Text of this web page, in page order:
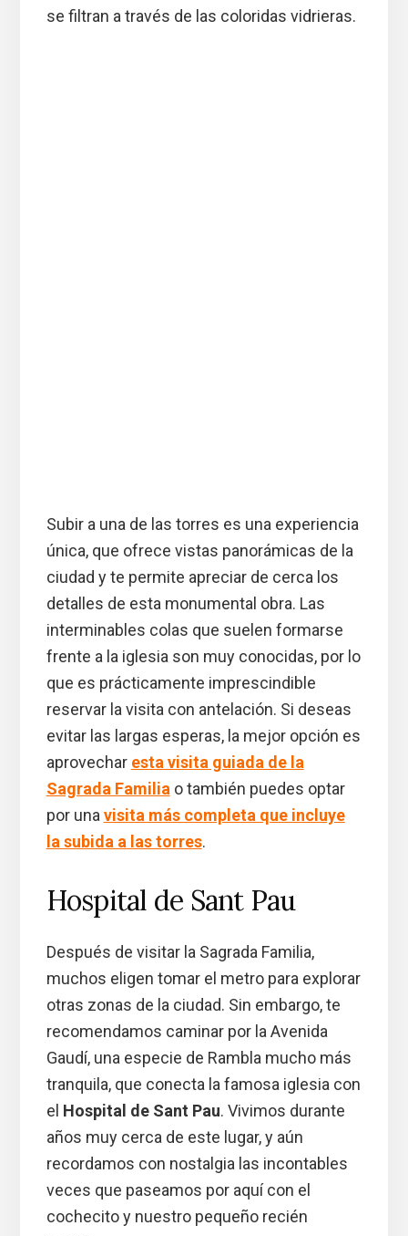
se filtran a través de las coloridas vidrieras.
Subir a una de las torres es una experiencia
única, que ofrece vistas panorámicas de la
ciudad y te permite apreciar de cerca los
detalles de esta monumental obra. Las
interminables colas que suelen formarse
frente a la iglesia son muy conocidas, por lo
que es prácticamente imprescindible
reservar la visita con antelación. Si deseas
evitar las largas esperas, la mejor opción es
aprovechar esta visita guiada de la
Sagrada Familiao también puedes optar
por unavisita más completa que incluye
la subida a las torres.
Hospital de Sant Pau
Después de visitar la Sagrada Familia,
muchos eligen tomar el metro para explorar
otras zonas de la ciudad. Sin embargo, te
recomendamos caminar por la Avenida
Gaudí, una especie de Rambla mucho más
tranquila, que conecta la famosa iglesia con
el Hospital de Sant Pau. Vivimos durante
años muy cerca de este lugar, y aún
recordamos con nostalgia las incontables
veces que paseamos por aquí con el
cochecito y nuestro pequeño recién